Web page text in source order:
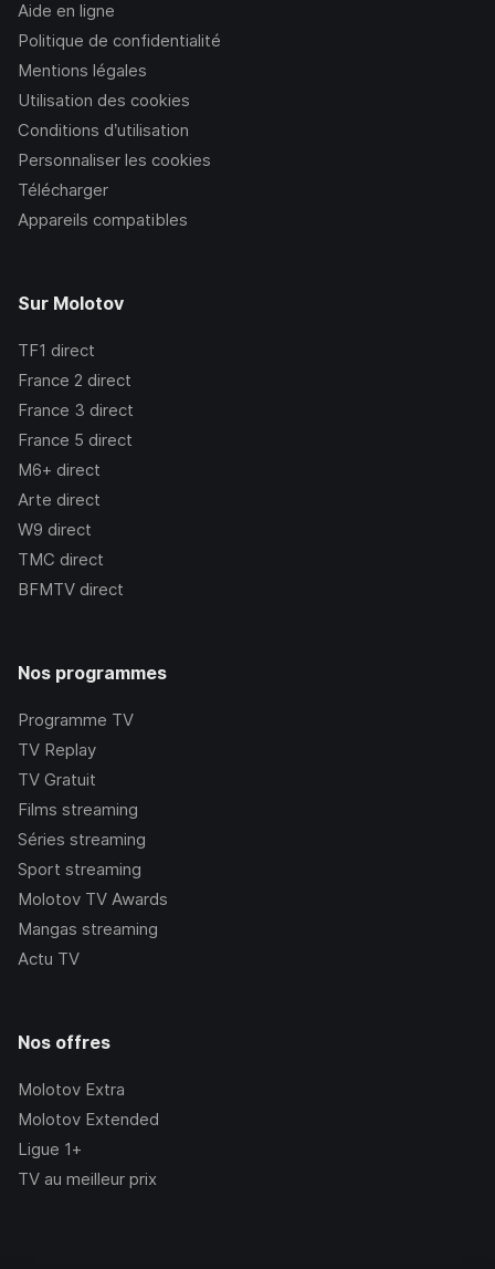
Aide en ligne
Politique de confidentialité
Mentions légales
Utilisation des cookies
Conditions d’utilisation
Personnaliser les cookies
Télécharger
Appareils compatibles
Sur Molotov
TF1 direct
France 2 direct
France 3 direct
France 5 direct
M6+ direct
Arte direct
W9 direct
TMC direct
BFMTV direct
Nos programmes
Programme TV
TV Replay
TV Gratuit
Films streaming
Séries streaming
Sport streaming
Molotov TV Awards
Mangas streaming
Actu TV
Nos offres
Molotov Extra
Molotov Extended
Ligue 1+
TV au meilleur prix